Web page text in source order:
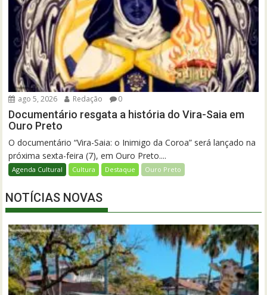
ago 5, 2026 Redação 0
Documentário resgata a história do Vira-Saia em
Ouro Preto
O documentário “Vira-Saia: o Inimigo da Coroa” será lançado na
próxima sexta-feira (7), em Ouro Preto....
Agenda Cultural Cultura Destaque Ouro Preto
NOTÍCIAS NOVAS